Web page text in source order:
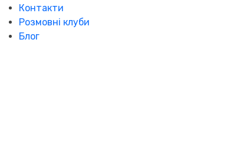
Контакти
Розмовні клуби
Блог